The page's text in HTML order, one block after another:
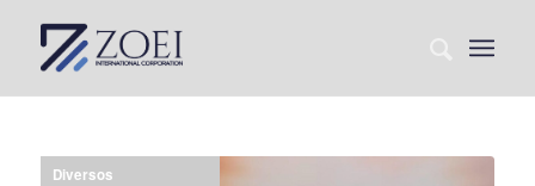
Diversos